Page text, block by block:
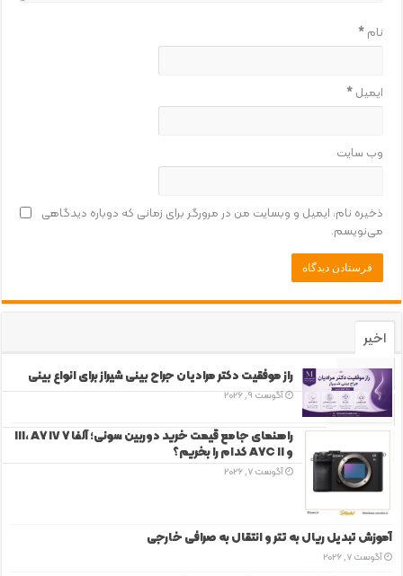
نام*
ایمیل*
وب‌ سایت
ذخیره نام، ایمیل و وبسایت من در مرورگر برای زمانی که دوباره دیدگاهی
می‌نویسم.
اخیر
محبوب
دیدگاه‌ها
برچسب‌ها
راز موفقیت دکتر مرادیان جراح بینی شیراز برای انواع بینی
آگوست 9, 2026
راهنمای جامع قیمت خرید دوربین سونی؛ آلفا 7 III، A7 IV
و A7C II کدام را بخریم؟
آگوست 7, 2026
آموزش تبدیل ریال به تتر و انتقال به صرافی خارجی
آگوست 7, 2026